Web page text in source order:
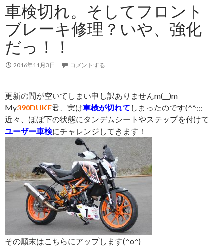
車検切れ。そしてフロント
ブレーキ修理？いや、強化
だっ！！
2016年11月3日 コメントする
更新の間が空いてしまい申し訳ありませんm(__)m
My390DUKE君、実は車検が切れて しまったのです(^^;;;
近々、ほぼ下の状態にタンデムシートやステップを付けて
ユーザー車検にチャレンジしてきます！
その顛末はこちらにアップします(^o^)